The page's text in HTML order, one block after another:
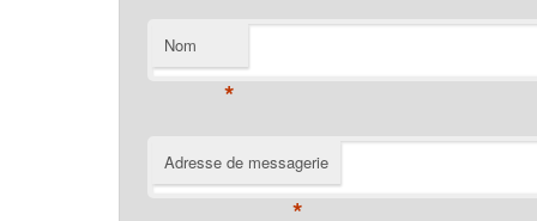
Nom
*
Adresse de messagerie
*